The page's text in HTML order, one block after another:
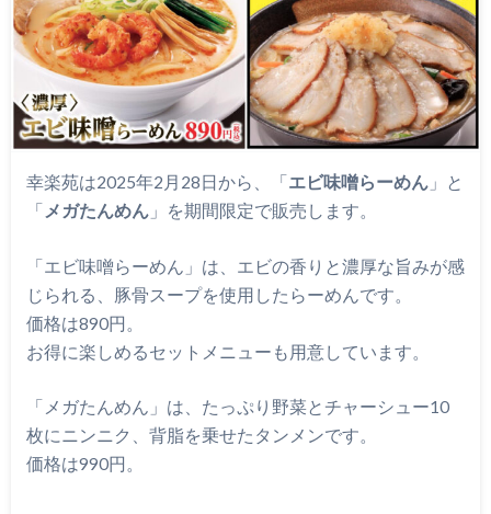
幸楽苑は2025年2月28日から、「エビ味噌らーめん」と
「 メガたんめん」を期間限定で販売します。
「エビ味噌らーめん」は、エビの香りと濃厚な旨みが感
じられる、豚骨スープを使用したらーめんです。
価格は890円。
お得に楽しめるセットメニューも用意しています。
「メガたんめん」は、たっぷり野菜とチャーシュー10
枚にニンニク、背脂を乗せたタンメンです。
価格は990円。